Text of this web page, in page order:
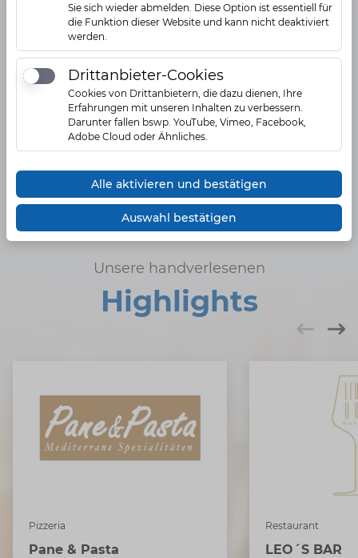
Buchen Sie Ihren persönlichen Gesprächstermin,
um citybook für Sie erfolgreich einzusetzen!
Zum Terminkalender
Unsere handverlesenen
Highlights
Pizzeria
Pane & Pasta
Restaurant
LEO´S BAR
Sie sich wieder abmelden. Diese Option ist essentiell für
die Funktion dieser Website und kann nicht deaktiviert
werden.
Drittanbieter-Cookies
Drittanbieter-Cookies
Cookies von Drittanbietern, die dazu dienen, Ihre
Erfahrungen mit unseren Inhalten zu verbessern.
Darunter fallen bswp. YouTube, Vimeo, Facebook,
Adobe Cloud oder Ähnliches.
Alle aktivieren und bestätigen
Auswahl bestätigen